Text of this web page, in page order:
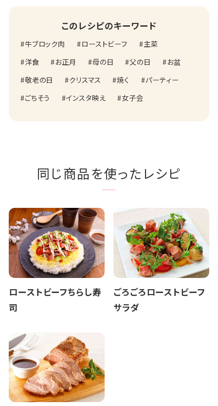
このレシピのキーワード
牛ブロック肉 ローストビーフ
主菜
洋食
お正月 母の日 父の日
お盆
敬老の日
クリスマス 焼く
パーティー
ごちそう
インスタ映え 女子会
同じ商品を使ったレシピ
ローストビーフちらし寿
司
ごろごろローストビーフ
サラダ